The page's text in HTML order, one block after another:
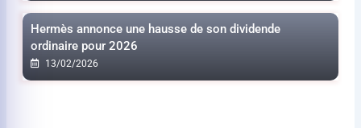
Hermès annonce une hausse de son dividende
ordinaire pour 2026
13/02/2026